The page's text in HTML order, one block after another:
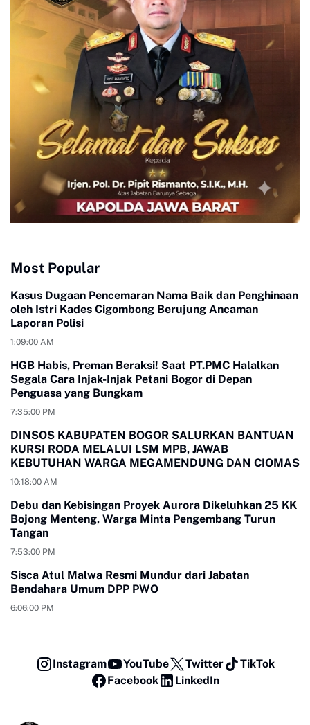
Most Popular
Kasus Dugaan Pencemaran Nama Baik dan Penghinaan
oleh Istri Kades Cigombong Berujung Ancaman
Laporan Polisi
1:09:00 AM
HGB Habis, Preman Beraksi! Saat PT.PMC Halalkan
Segala Cara Injak-Injak Petani Bogor di Depan
Penguasa yang Bungkam
7:35:00 PM
DINSOS KABUPATEN BOGOR SALURKAN BANTUAN
KURSI RODA MELALUI LSM MPB, JAWAB
KEBUTUHAN WARGA MEGAMENDUNG DAN CIOMAS
10:18:00 AM
Debu dan Kebisingan Proyek Aurora Dikeluhkan 25 KK
Bojong Menteng, Warga Minta Pengembang Turun
Tangan
7:53:00 PM
Sisca Atul Malwa Resmi Mundur dari Jabatan
Bendahara Umum DPP PWO
6:06:00 PM
Instagram YouTube Twitter
TikTok
Facebook
LinkedIn